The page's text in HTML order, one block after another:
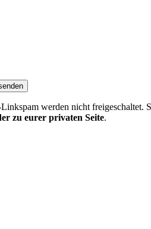
werden nicht freigeschaltet.
zu eurer privaten Seite.